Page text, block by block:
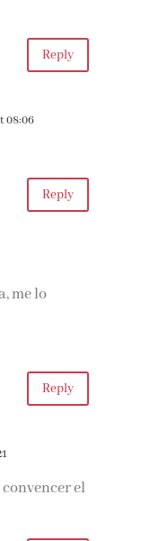
Reply
08:06
Reply
me lo
Reply
el